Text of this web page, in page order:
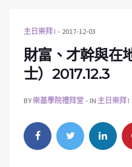
主日崇拜 I 2017-12-03
財富、才幹與在
士）2017.12.3
BY崇基學院禮拜堂 IN 主日崇拜 I